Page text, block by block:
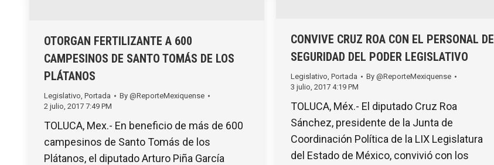
CONVIVE CRUZ ROA CON EL PERSONAL DE
SEGURIDAD DEL PODER LEGISLATIVO
Legislativo, Portada By @ReporteMexiquense
3 julio, 2017 4:19 PM
TOLUCA, Méx.- El diputado Cruz Roa
Sánchez, presidente de la Junta de
Coordinación Política de la LIX Legislatura
del Estado de México, convivió con los
OTORGAN FERTILIZANTE A 600
CAMPESINOS DE SANTO TOMÁS DE LOS
PLÁTANOS
Legislativo Portada By @ReporteMexiquense
2 julio, 2017 7:49 PM
TOLUCA, Mex.- En beneficio de más de 600
campesinos de Santo Tomás de los
Plátanos, el diputado Arturo Piña García